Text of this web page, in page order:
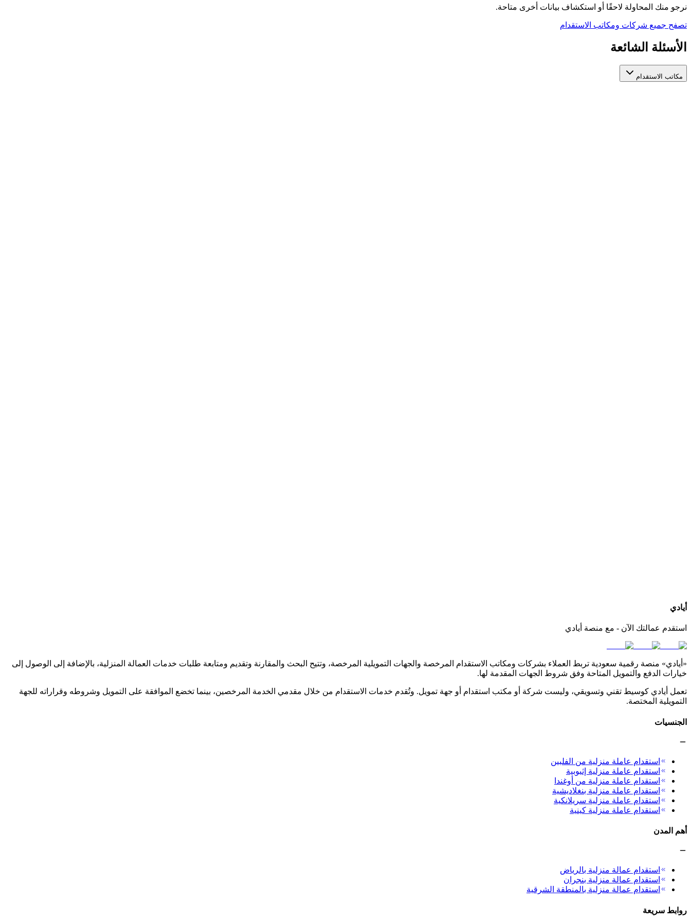
نرجو منك المحاولة لاحقًا أو استكشاف بيانات أخرى متاحة.
تصفح جميع شركات ومكاتب الاستقدام
الأسئلة الشائعة
مكاتب الاستقدام
أيادي
استقدم عمالتك الآن - مع منصة أيادي
«أيادي» منصة رقمية سعودية تربط العملاء بشركات ومكاتب الاستقدام المرخصة والجهات التمويلية المرخصة، وتتيح البحث والمقارنة وتقديم ومتابعة طلبات خدمات العمالة المنزلية، بالإضافة إلى الوصول إلى
خيارات الدفع والتمويل المتاحة وفق شروط الجهات المقدمة لها.
تعمل أيادي كوسيط تقني وتسويقي، وليست شركة أو مكتب استقدام أو جهة تمويل. وتُقدم خدمات الاستقدام من خلال مقدمي الخدمة المرخصين، بينما تخضع الموافقة على التمويل وشروطه وقراراته للجهة
التمويلية المختصة.
الجنسيات
استقدام عاملة منزلية من الفلبين
استقدام عاملة منزلية إثيوبية
استقدام عاملة منزلية من أوغندا
استقدام عاملة منزلية بنغلاديشية
استقدام عاملة منزلية سريلانكية
استقدام عاملة منزلية كينية
أهم المدن
استقدام عمالة منزلية بالرياض
استقدام عمالة منزلية بنجران
استقدام عمالة منزلية بالمنطقة الشرقية
روابط سريعة